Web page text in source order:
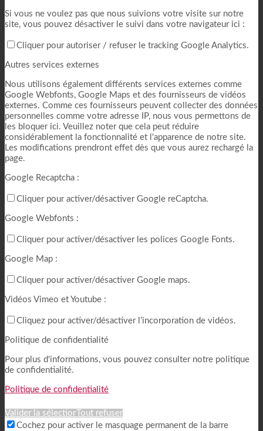
Si vous ne voulez pas que nous suivions votre visite sur notre
site, vous pouvez désactiver le suivi dans votre navigateur ici :
Cliquer pour autoriser / refuser le tracking Google Analytics.
Autres services externes
Nous utilisons également différents services externes comme
Google Webfonts, Google Maps et des fournisseurs de vidéos
externes. Comme ces fournisseurs peuvent collecter des données
personnelles comme votre adresse IP, nous vous permettons de
les bloquer ici. Veuillez noter que cela peut réduire
considérablement la fonctionnalité et l'apparence de notre site.
Les modifications prendront effet dès que vous aurez rechargé la
page.
Google Recaptcha :
Cliquer pour activer/désactiver Google reCaptcha.
Google Webfonts :
Cliquer pour activer/désactiver les polices Google Fonts.
Google Map :
Cliquer pour activer/désactiver Google maps.
Vidéos Vimeo et Youtube :
Cliquez pour activer/désactiver l’incorporation de vidéos.
Politique de confidentialité
Pour plus d'informations, vous pouvez consulter notre politique
de confidentialité.
Politique de confidentialité
Valider la sélectionTout refuser
Cochez pour activer le masquage permanent de la barre